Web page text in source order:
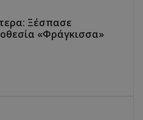
Ξέσπασε
«Φράγκισσα»